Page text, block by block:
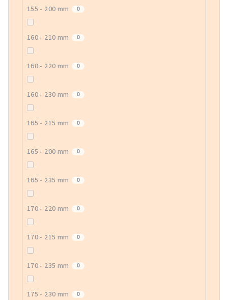
155 - 200 mm 0
160 - 210 mm 0
160 - 220 mm 0
160 - 230 mm 0
165 - 215 mm 0
165 - 200 mm 0
165 - 235 mm 0
170 - 220 mm 0
170 - 215 mm 0
170 - 235 mm 0
175 - 230 mm 0